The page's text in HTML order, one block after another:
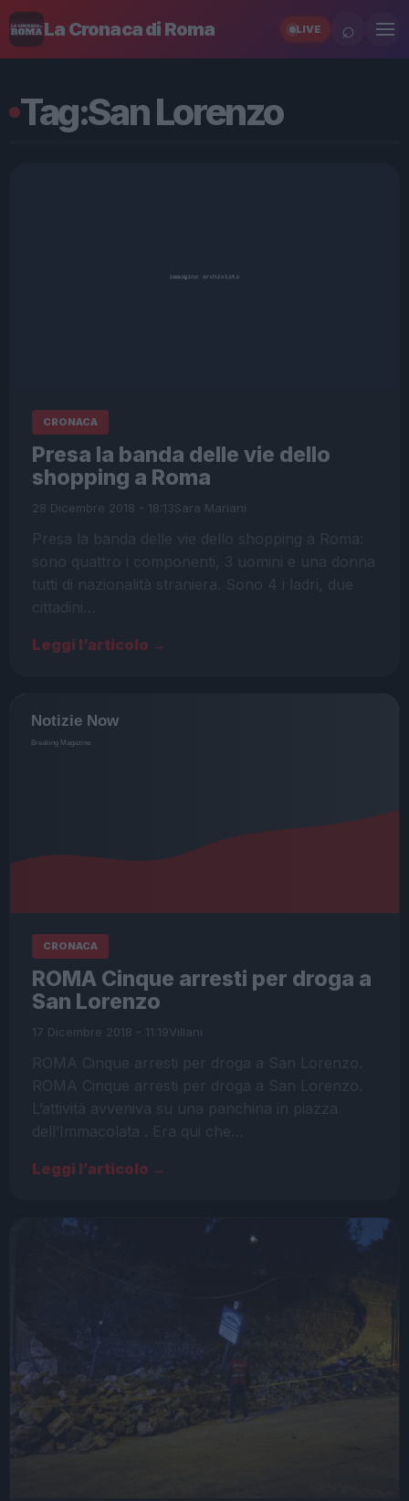
La Cronaca di Roma LIVE ⌕
Tag:San Lorenzo
CRONACA
Presa la banda delle vie dello
shopping a Roma
28 Dicembre 2018 - 18:13Sara Mariani
Presa la banda delle vie dello shopping a Roma:
sono quattro i componenti, 3 uomini e una donna
tutti di nazionalità straniera. Sono 4 i ladri, due
cittadini…
Leggi l’articolo →
CRONACA
ROMA Cinque arresti per droga a
San Lorenzo
17 Dicembre 2018 - 11:19Villani
ROMA Cinque arresti per droga a San Lorenzo.
ROMA Cinque arresti per droga a San Lorenzo.
L’attività avveniva su una panchina in piazza
dell’Immacolata . Era qui che…
Leggi l’articolo →